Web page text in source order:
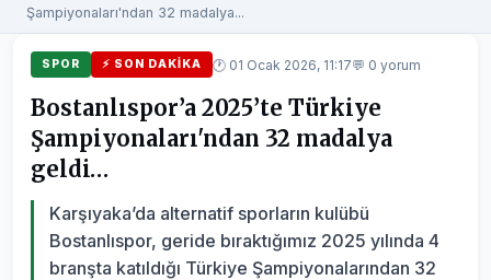
Şampiyonaları'ndan 32 madalya...
SPOR ⚡ SON DAKIKA 🕐 01 Ocak 2026, 11:17💬 0 yorum
Bostanlıspor’a 2025’te Türkiye
Şampiyonaları'ndan 32 madalya
geldi…
Karşıyaka’da alternatif sporların kulübü
Bostanlıspor, geride bıraktığımız 2025 yılında 4
branşta katıldığı Türkiye Şampiyonalarından 32